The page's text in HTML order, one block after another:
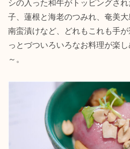
シの入った和牛がトッピングさ
子、蓮根と海老のつみれ、奄美
南蛮漬けなど、どれもこれも手
っとづついろいろなお料理が楽
～。